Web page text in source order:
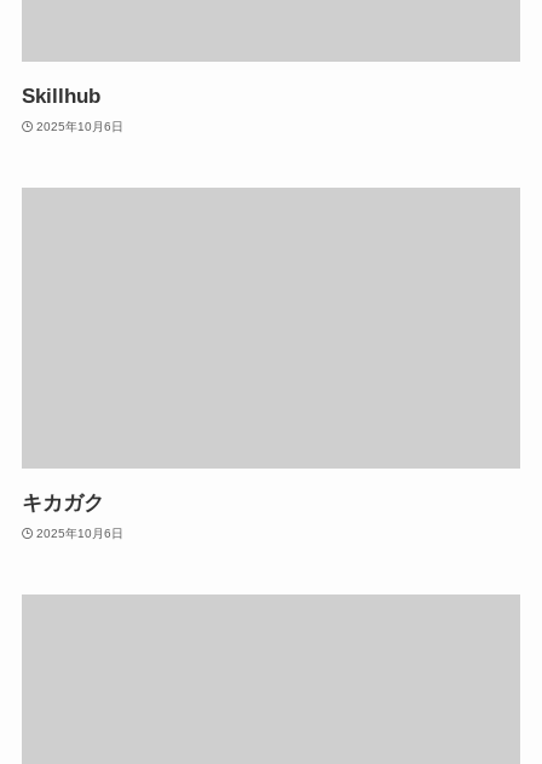
Skillhub
2025年10月6日
キカガク
2025年10月6日